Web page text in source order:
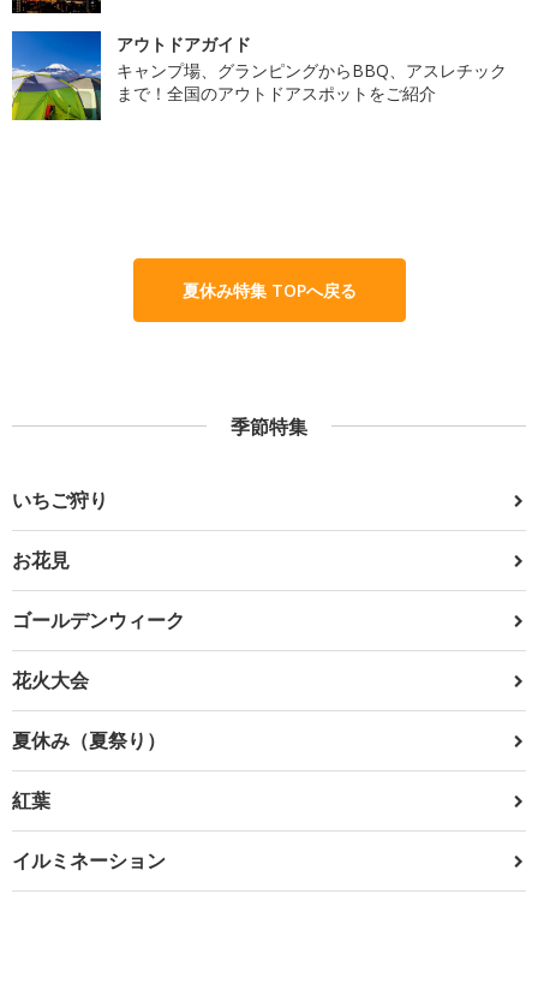
アウトドアガイド
キャンプ場、グランピングからBBQ、アスレチック
まで！全国のアウトドアスポットをご紹介
夏休み特集 TOPへ戻る
季節特集
いちご狩り
お花見
ゴールデンウィーク
花火大会
夏休み（夏祭り）
紅葉
イルミネーション